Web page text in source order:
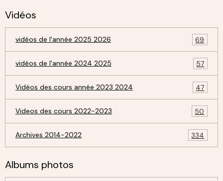
Vidéos
vidéos de l'année 2025 2026 69
vidéos de l'année 2024 2025 57
Vidéos des cours année 2023 2024 47
Videos des cours 2022-2023 50
Archives 2014-2022 334
Albums photos